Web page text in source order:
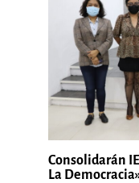
Consolidarán
La